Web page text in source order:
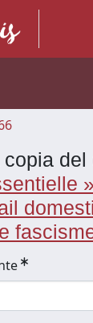
del